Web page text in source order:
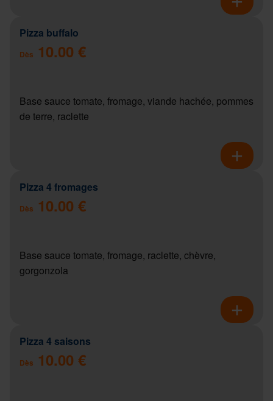
Pizza buffalo
Dès 10.00 €
Base sauce tomate, fromage, viande hachée, pommes
de terre, raclette
Pizza 4 fromages
Dès 10.00 €
Base sauce tomate, fromage, raclette, chèvre,
gorgonzola
Pizza 4 saisons
Dès 10.00 €